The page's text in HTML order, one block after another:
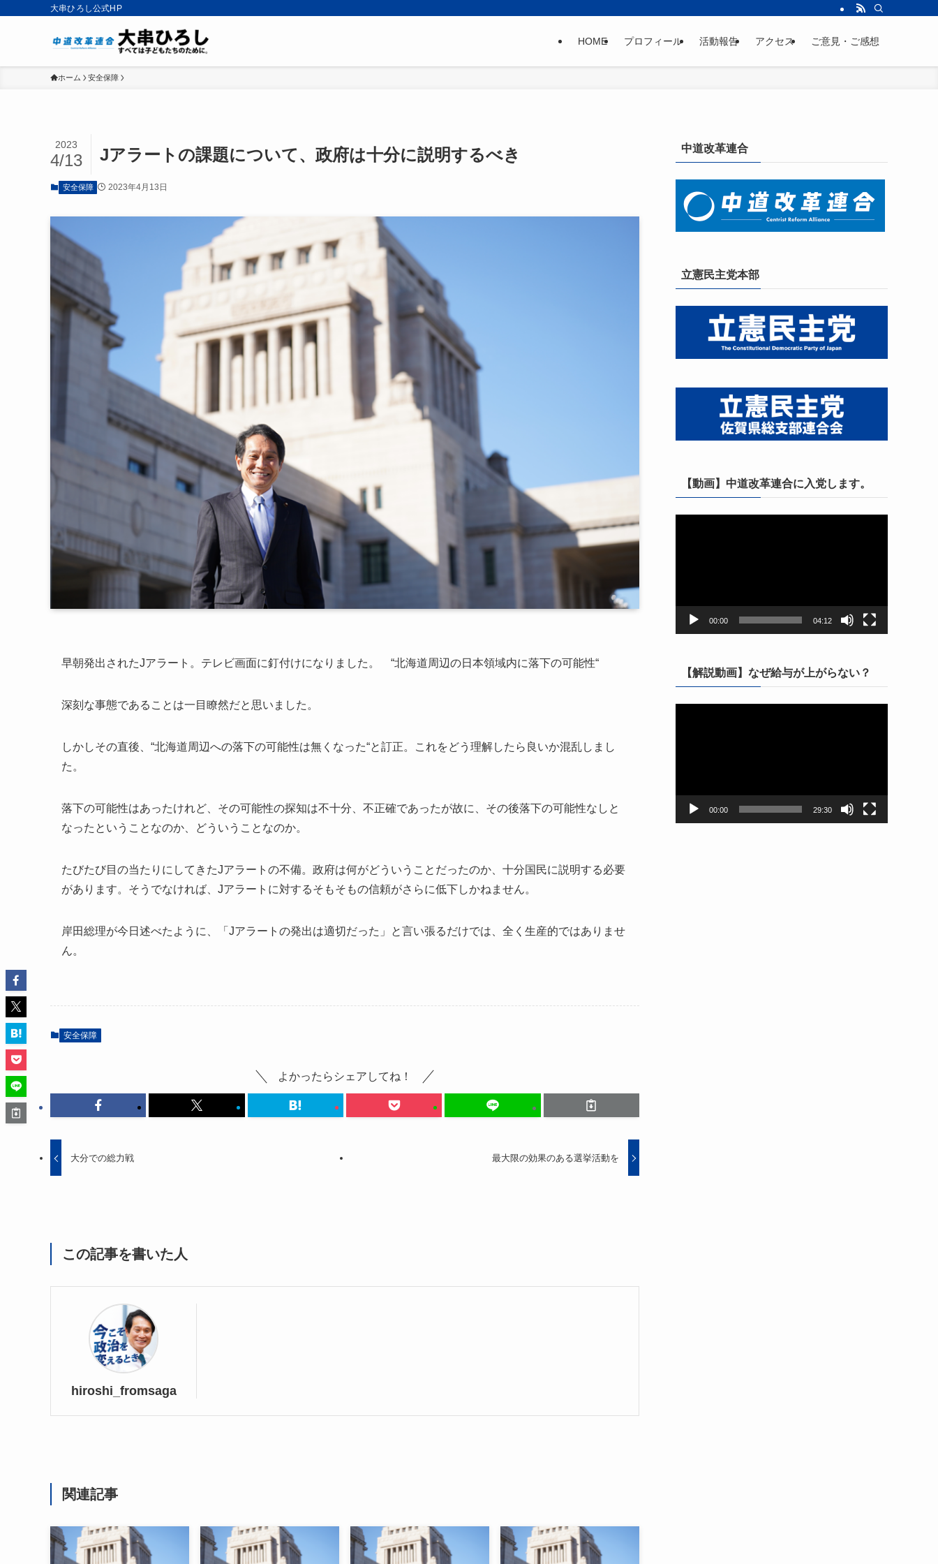
大串ひろし公式HP
HOME プロフィール 活動報告 アクセス ご意見・ご感想
ホーム 安全保障
Jアラートの課題について、政府は十分に説明するべき
2023
4/13
安全保障 2023年4月13日
早朝発出されたJアラート。テレビ画面に釘付けになりました。 “北海道周辺の日本領域内に落下の可能性“
深刻な事態であることは一目瞭然だと思いました。
しかしその直後、“北海道周辺への落下の可能性は無くなった“と訂正。これをどう理解したら良いか混乱しまし
た。
落下の可能性はあったけれど、その可能性の探知は不十分、不正確であったが故に、その後落下の可能性なしと
なったということなのか、どういうことなのか。
たびたび目の当たりにしてきたJアラートの不備。政府は何がどういうことだったのか、十分国民に説明する必要
があります。そうでなければ、Jアラートに対するそもそもの信頼がさらに低下しかねません。
岸田総理が今日述べたように、「Jアラートの発出は適切だった」と言い張るだけでは、全く生産的ではありませ
ん。
安全保障
よかったらシェアしてね！
大分での総力戦 最大限の効果のある選挙活動を
この記事を書いた人
hiroshi_fromsaga
関連記事
中道改革連合
立憲民主党本部
【動画】中道改革連合に入党します。
00:00 04:12
【解説動画】なぜ給与が上がらない？
00:00 29:30